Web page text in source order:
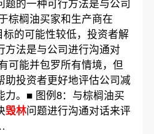
题的一种可行方法是与公司
榈油买家和生产商在
标的可能性较低，投资者解
方法是与公司进行沟通对
可能并包罗所有情境，但
助投资者更好地评估公司减
力。■ 图例8：与棕榈油买
毁林问题进行沟通对话来评